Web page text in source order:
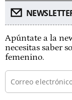
Apúntate a la
necesitas saber
femenino.